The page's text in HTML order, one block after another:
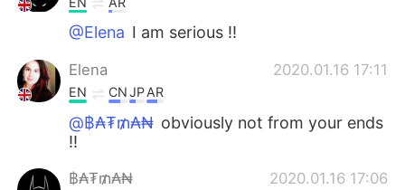
@Elena I am serious !!
Elena 2020.01.16 17:11
EN CNJPAR
@฿₳₮₥₳₦ obviously not from your ends
!!
฿₳₮₥₳₦ 2020.01.16 17:06